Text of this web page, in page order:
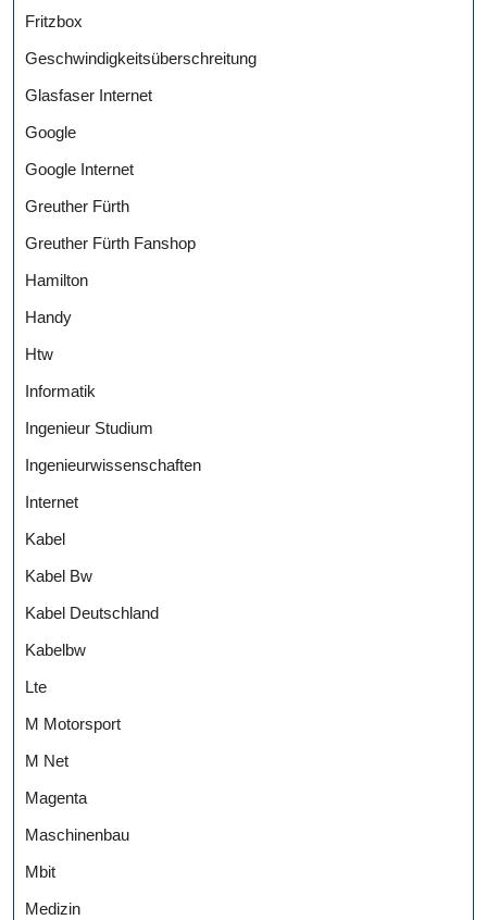
Fritzbox
Geschwindigkeitsüberschreitung
Glasfaser Internet
Google
Google Internet
Greuther Fürth
Greuther Fürth Fanshop
Hamilton
Handy
Htw
Informatik
Ingenieur Studium
Ingenieurwissenschaften
Internet
Kabel
Kabel Bw
Kabel Deutschland
Kabelbw
Lte
M Motorsport
M Net
Magenta
Maschinenbau
Mbit
Medizin